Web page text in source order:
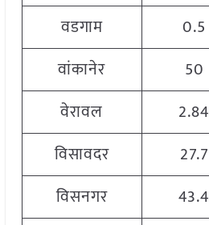
वडगाम
0.5
वांकानेर
50
वेरावल
2.84
विसावदर
27.7
विसनगर
43.4